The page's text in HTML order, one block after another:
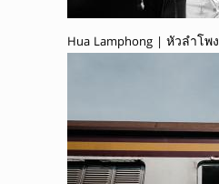
Hua Lamphong | หัวลำโพง